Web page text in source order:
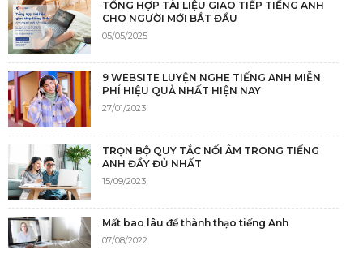
TỔNG HỢP TÀI LIỆU GIAO TIẾP TIẾNG ANH
CHO NGƯỜI MỚI BẮT ĐẦU
05/05/2025
9 WEBSITE LUYỆN NGHE TIẾNG ANH MIỄN
PHÍ HIỆU QUẢ NHẤT HIỆN NAY
27/01/2023
TRỌN BỘ QUY TẮC NỐI ÂM TRONG TIẾNG
ANH ĐẦY ĐỦ NHẤT
15/09/2023
Mất bao lâu để thành thạo tiếng Anh
07/08/2022